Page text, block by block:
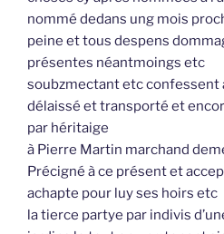
nommé dedans ung mois
peine et tous despens
présentes néantmoings etc
soubzmectant etc confessent
délaissé et transporté et
par héritaige
à Pierre Martin marchand
Précigné à ce présent et
achapte pour luy ses hoirs etc
la tierce partye par indivis